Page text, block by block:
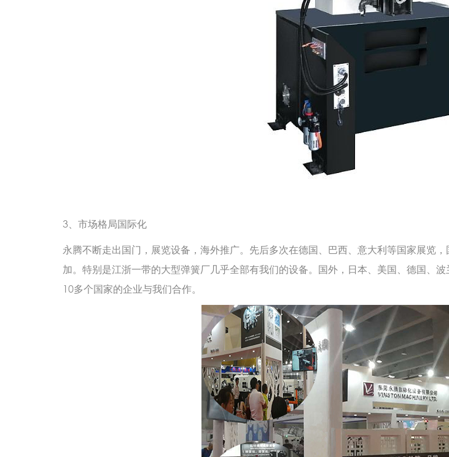
3、市场格局国际化
永腾不断走出国门，展览设备，海外推广。先后多次在德国、巴西、意大利等国家展览
加。特别是江浙一带的大型弹簧厂几乎全部有我们的设备。国外，日本、美国、德国、
10多个国家的企业与我们合作。